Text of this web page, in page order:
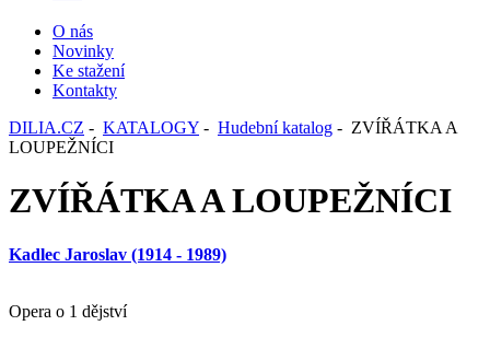
O nás
Novinky
Ke stažení
Kontakty
DILIA.CZ - KATALOGY - Hudební katalog - ZVÍŘÁTKA A
LOUPEŽNÍCI
ZVÍŘÁTKA A LOUPEŽNÍCI
Kadlec Jaroslav (1914 - 1989)
Opera o 1 dějství